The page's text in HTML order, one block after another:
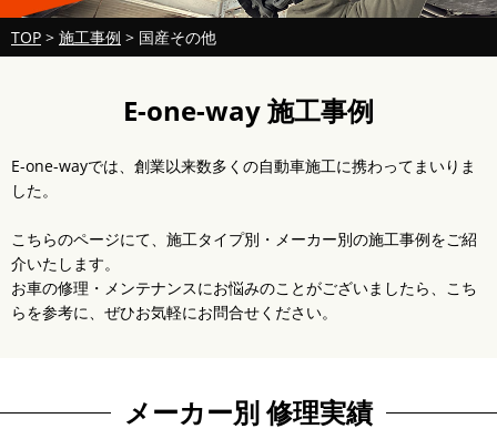
TOP > 施工事例 > 国産その他
E-one-way 施工事例
E-one-wayでは、創業以来数多くの自動車施工に携わってまいりま
した。
こちらのページにて、施工タイプ別・メーカー別の施工事例をご紹
介いたします。
お車の修理・メンテナンスにお悩みのことがございましたら、こち
らを参考に、ぜひお気軽にお問合せください。
メーカー別 修理実績